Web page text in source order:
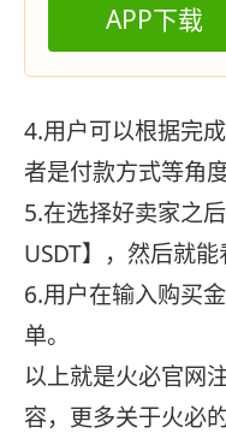
APP下载
4.用户可以根据完
者是付款方式等角
5.在选择好卖家之
USDT】，然后就能
6.用户在输入购买
单。
以上就是火必官网
容，更多关于火必